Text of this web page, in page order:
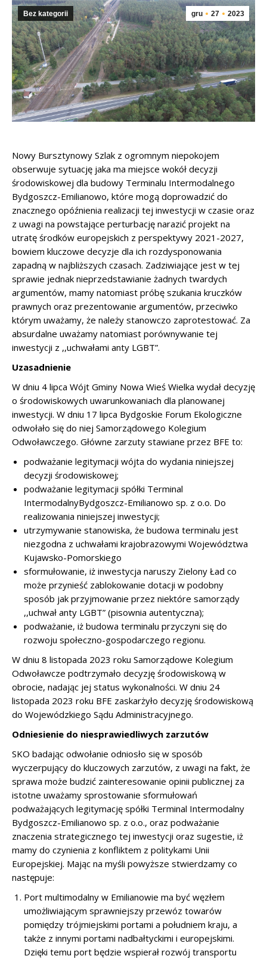
gru 27 2023
Bez kategorii
Nowy Bursztynowy Szlak z ogromnym niepokojem
obserwuje sytuację jaka ma miejsce wokół decyzji
środowiskowej dla budowy Terminalu Intermodalnego
Bydgoszcz-Emilianowo, które mogą doprowadzić do
znacznego opóźnienia realizacji tej inwestycji w czasie oraz
z uwagi na powstające perturbację narazić projekt na
utratę środków europejskich z perspektywy 2021-2027,
bowiem kluczowe decyzje dla ich rozdysponowania
zapadną w najbliższych czasach. Zadziwiające jest w tej
sprawie jednak nieprzedstawianie żadnych twardych
argumentów, mamy natomiast próbę szukania kruczków
prawnych oraz prezentowanie argumentów, przeciwko
którym uważamy, że należy stanowczo zaprotestować. Za
absurdalne uważamy natomiast porównywanie tej
inwestycji z ,,uchwałami anty LGBT”.
Uzasadnienie
W dniu 4 lipca Wójt Gminy Nowa Wieś Wielka wydał decyzję
o środowiskowych uwarunkowaniach dla planowanej
inwestycji. W dniu 17 lipca Bydgoskie Forum Ekologiczne
odwołało się do niej Samorządowego Kolegium
Odwoławczego. Główne zarzuty stawiane przez BFE to:
podważanie legitymacji wójta do wydania niniejszej
decyzji środowiskowej;
podważanie legitymacji spółki Terminal
IntermodalnyBydgoszcz-Emilianowo sp. z o.o. Do
realizowania niniejszej inwestycji;
utrzymywanie stanowiska, że budowa terminalu jest
niezgodna z uchwałami krajobrazowymi Województwa
Kujawsko-Pomorskiego
sformułowanie, iż inwestycja naruszy Zielony Ład co
może przynieść zablokowanie dotacji w podobny
sposób jak przyjmowanie przez niektóre samorządy
,,uchwał anty LGBT” (pisownia autentyczna);
podważanie, iż budowa terminalu przyczyni się do
rozwoju społeczno-gospodarczego regionu.
W dniu 8 listopada 2023 roku Samorządowe Kolegium
Odwoławcze podtrzymało decyzję środowiskową w
obrocie, nadając jej status wykonalności. W dniu 24
listopada 2023 roku BFE zaskarżyło decyzję środowiskową
do Wojewódzkiego Sądu Administracyjnego.
Odniesienie do niesprawiedliwych zarzutów
SKO badając odwołanie odniosło się w sposób
wyczerpujący do kluczowych zarzutów, z uwagi na fakt, że
sprawa może budzić zainteresowanie opinii publicznej za
istotne uważamy sprostowanie sformułowań
podważających legitymację spółki Terminal Intermodalny
Bydgoszcz-Emilianowo sp. z o.o., oraz podważanie
znaczenia strategicznego tej inwestycji oraz sugestie, iż
mamy do czynienia z konfliktem z politykami Unii
Europejskiej. Mając na myśli powyższe stwierdzamy co
następuje:
Port multimodalny w Emilianowie ma być węzłem
umożliwiającym sprawniejszy przewóz towarów
pomiędzy trójmiejskimi portami a południem kraju, a
także z innymi portami nadbałtyckimi i europejskimi.
Dzięki temu port będzie wspierał rozwój transportu